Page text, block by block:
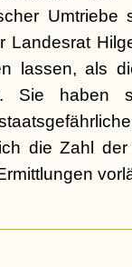
Umtriebe
Landesrat
lassen, als
Sie haben
die Zahl